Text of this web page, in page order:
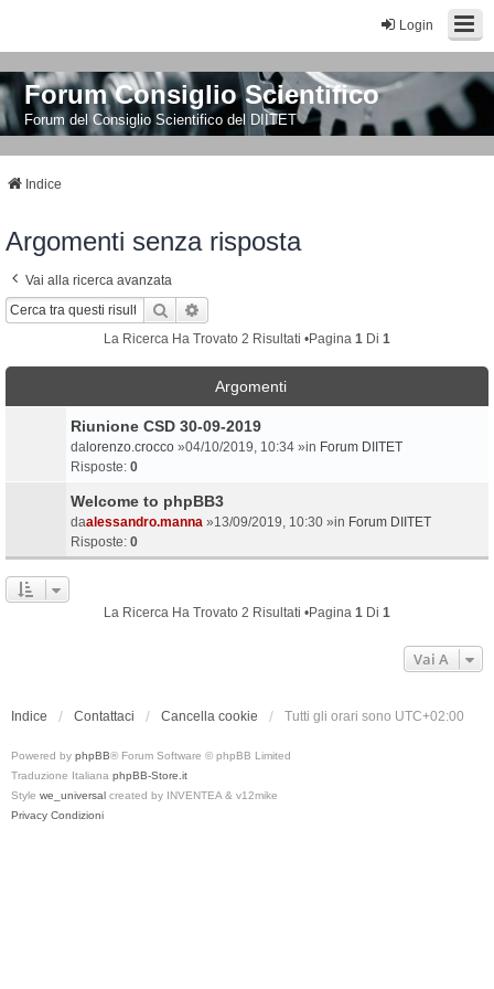
Login
Forum Consiglio Scientifico
Forum del Consiglio Scientifico del DIITET
Indice
Argomenti senza risposta
Vai alla ricerca avanzata
Cerca
La Ricerca Ha Trovato 2 Risultati •Pagina 1 Di 1
Argomenti
Riunione CSD 30-09-2019
da lorenzo.crocco »04/10/2019, 10:34 »in Forum DIITET
Risposte: 0
Welcome to phpBB3
daalessandro.manna »13/09/2019, 10:30 »in Forum DIITET
Risposte: 0
La Ricerca Ha Trovato 2 Risultati •Pagina 1 Di 1
Vai A
Indice Contattaci Cancella cookie Tutti gli orari sono UTC+02:00
Powered by phpBB® Forum Software © phpBB Limited
Traduzione Italiana phpBB-Store.it
Style we_universal created by INVENTEA & v12mike
Privacy Condizioni